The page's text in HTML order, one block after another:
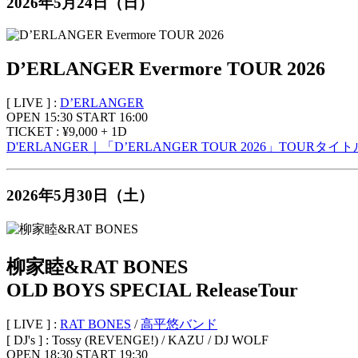
D’ERLANGER Evermore TOUR 2026
[ LIVE ] : D’ERLANGER
OPEN 15:30 START 16:00
TICKET : ¥9,000 + 1D
D'ERLANGER｜「D’ERLANGER TOUR 2026」TOURタイト
2026年5月30日（土）
柳家睦&RAT BONES
OLD BOYS SPECIAL ReleaseTour
[ LIVE ] : RAT BONES / 高平悠バンド
[ DJ's ] : Tossy (REVENGE!) / KAZU / DJ WOLF
OPEN 18:30 START 19:30